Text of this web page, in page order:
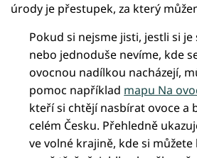
úrody je přestupek, za který
Pokud si nejsme jisti, jestli si
nebo jednoduše nevíme, kde
ovocnou nadílkou nacházejí,
pomoc například mapu Na
kteří si chtějí nasbírat ovoce a
celém Česku. Přehledně
ve volné krajině, kde si